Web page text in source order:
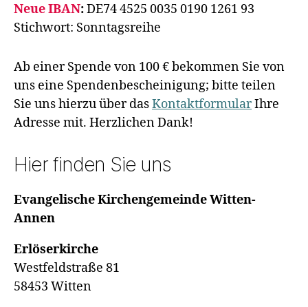
Neue IBAN:DE74 4525 0035 0190 1261 93
Stichwort: Sonntagsreihe
Ab einer Spende von 100 € bekommen Sie von
uns eine Spendenbescheinigung; bitte teilen
Sie uns hierzu über dasKontaktformularIhre
Adresse mit. Herzlichen Dank!
Hier finden Sie uns
Evangelische Kirchengemeinde Witten-
Annen
Erlöserkirche
Westfeldstraße 81
58453 Witten